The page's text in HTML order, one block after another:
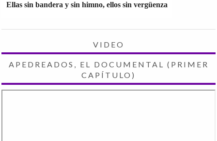
Ellas sin bandera y sin himno, ellos sin vergüenza
VIDEO
APEDREADOS, EL DOCUMENTAL (PRIMER
CAPÍTULO)